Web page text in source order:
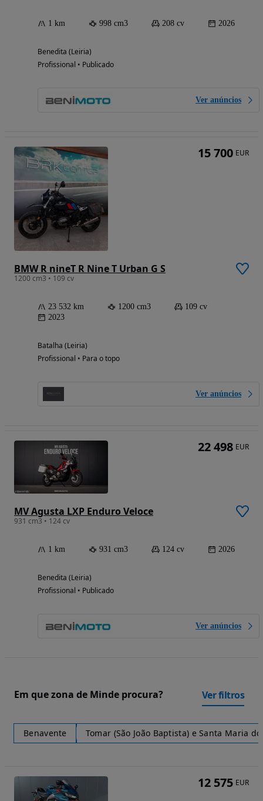
1 km 998 cm3 208 cv 2026
Benedita (Leiria)
Profissional • Publicado
Ver anúncios
BMW R nineT R Nine T Urban G S
1200 cm3 • 109 cv
23 532 km 1200 cm3
109 cv
2023
Batalha (Leiria)
Profissional • Para o topo
Ver anúncios
15 700 EUR
MV Agusta LXP Enduro Veloce
931 cm3 • 124 cv
1 km 931 cm3 124 cv 2026
Benedita (Leiria)
Profissional • Publicado
Ver anúncios
22 498 EUR
Em que zona de Minde procura? Ver filtros
Benavente Tomar (São João Baptista) e Santa Maria
12 575 EUR